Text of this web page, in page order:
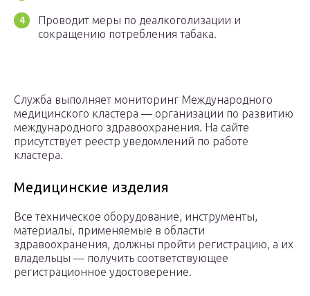
Проводит меры по деалкоголизации и
сокращению потребления табака.
Служба выполняет мониторинг Международного
медицинского кластера — организации по развитию
международного здравоохранения. На сайте
присутствует реестр уведомлений по работе
кластера.
Медицинские изделия
Все техническое оборудование, инструменты,
материалы, применяемые в области
здравоохранения, должны пройти регистрацию, а их
владельцы — получить соответствующее
регистрационное удостоверение.